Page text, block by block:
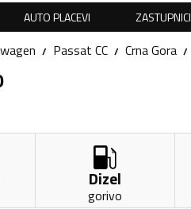
AUTO PLACEVI ZASTUPNICI
Passat CC Crna Gora
Dizel
gorivo